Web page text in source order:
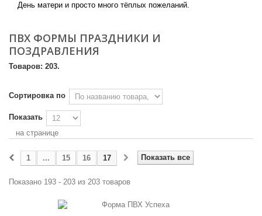
День матери и просто много тёплых пожеланий.
ПВХ ФОРМЫ ПРАЗДНИКИ И
ПОЗДРАВЛЕНИЯ
Товаров: 203.
Сортировка по
Показать
на странице
Показать все
1 ... 15 16 17
Показано 193 - 203 из 203 товаров